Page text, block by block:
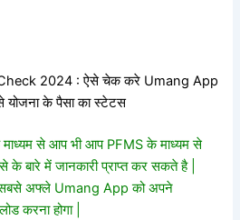
2024 : ऐसे चेक करे Umang App
योजना के पैसा का स्टेटस
से आप भी आप PFMS के माध्यम से
बारे में जानकारी प्राप्त कर सकते है |
अफ्ले Umang App को अपने
करना होगा |